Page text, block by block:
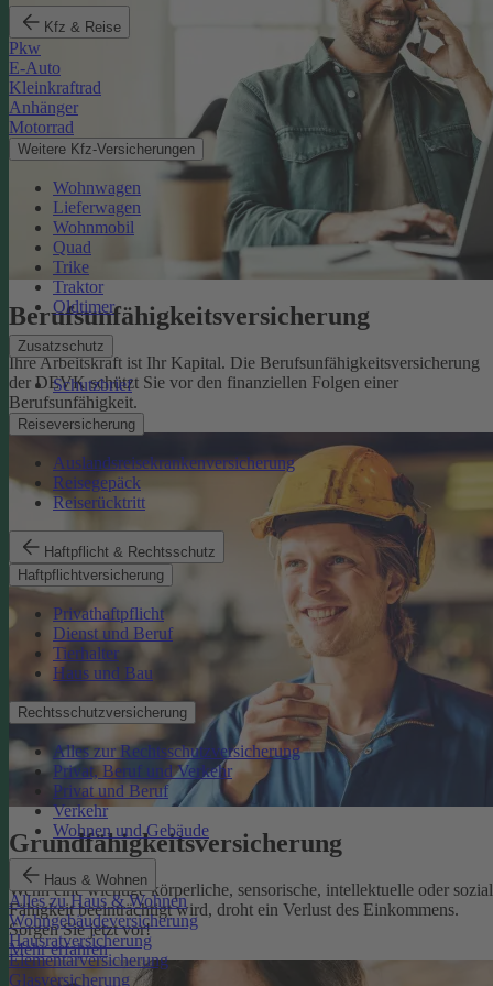
Kfz & Reise
Pkw
E-Auto
Kleinkraftrad
Anhänger
Motorrad
Weitere Kfz-Versicherungen
Wohnwagen
Lieferwagen
Wohnmobil
Quad
Trike
Traktor
Oldtimer
Zusatzschutz
Schutzbrief
Reiseversicherung
Auslandsreisekrankenversicherung
Reisegepäck
Reiserücktritt
Haftpflicht & Rechtsschutz
Haftpflichtversicherung
Privathaftpflicht
Dienst und Beruf
Tierhalter
Haus und Bau
Rechtsschutzversicherung
Alles zur Rechtsschutzversicherung
Privat, Beruf und Verkehr
Privat und Beruf
Verkehr
Wohnen und Gebäude
Haus & Wohnen
Alles zu Haus & Wohnen
Wohngebäudeversicherung
Hausratversicherung
Elementarversicherung
Glasversicherung
Berufsunfähigkeits­versicherung
Ihre Arbeitskraft ist Ihr Kapital. Die Berufsunfähigkeitsversicherung
der DEVK schützt Sie vor den finanziellen Folgen einer
Berufsunfähigkeit.
Mehr erfahren
Grundfähigkeits­versicherung
Wenn eine wichtige körperliche, sensorische, intellektuelle oder
Fähigkeit beeinträchtigt wird, droht ein Verlust des Einkommens.
Sorgen Sie jetzt vor!
Mehr erfahren